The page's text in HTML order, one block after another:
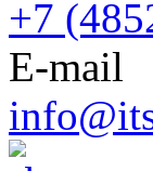
+7
E-mail